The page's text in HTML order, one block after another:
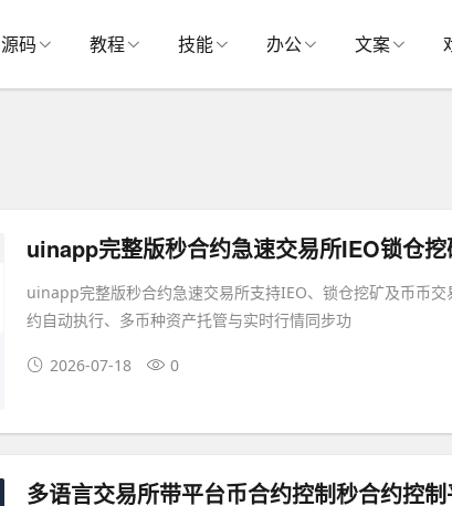
源码 教程 技能 办公 文案
uinapp完整版秒合约急速交易所IEO锁仓
uinapp完整版秒合约急速交易所支持IEO、锁仓挖矿及币币
约自动执行、多币种资产托管与实时行情同步功
2026-07-18 0